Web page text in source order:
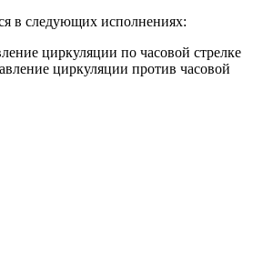
в следующих исполнениях:
циркуляции по часовой стрелке
циркуляции против часовой